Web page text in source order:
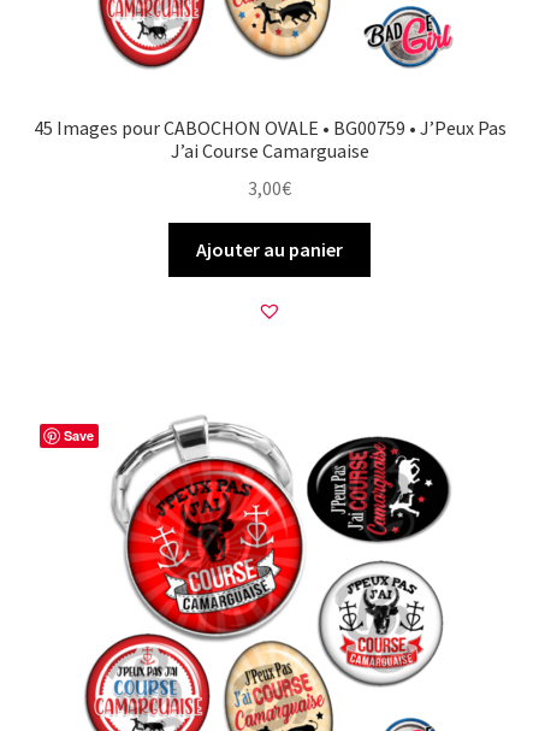
45 Images pour CABOCHON OVALE • BG00759 • J’Peux Pas
J’ai Course Camarguaise
3,00€
Ajouter au panier
Save